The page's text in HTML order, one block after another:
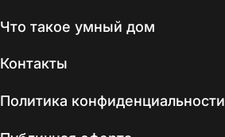
Что такое умный дом
Контакты
Политика конфиденциальности